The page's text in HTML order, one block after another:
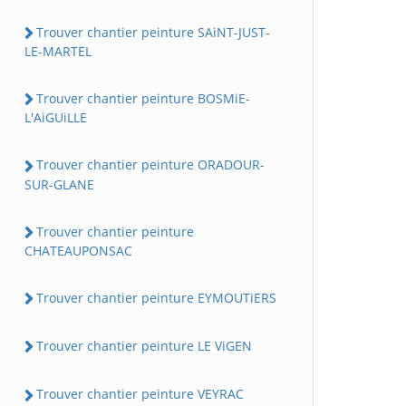
Trouver chantier peinture SAiNT-JUST-
LE-MARTEL
Trouver chantier peinture BOSMiE-
L'AiGUiLLE
Trouver chantier peinture ORADOUR-
SUR-GLANE
Trouver chantier peinture
CHATEAUPONSAC
Trouver chantier peinture EYMOUTiERS
Trouver chantier peinture LE ViGEN
Trouver chantier peinture VEYRAC